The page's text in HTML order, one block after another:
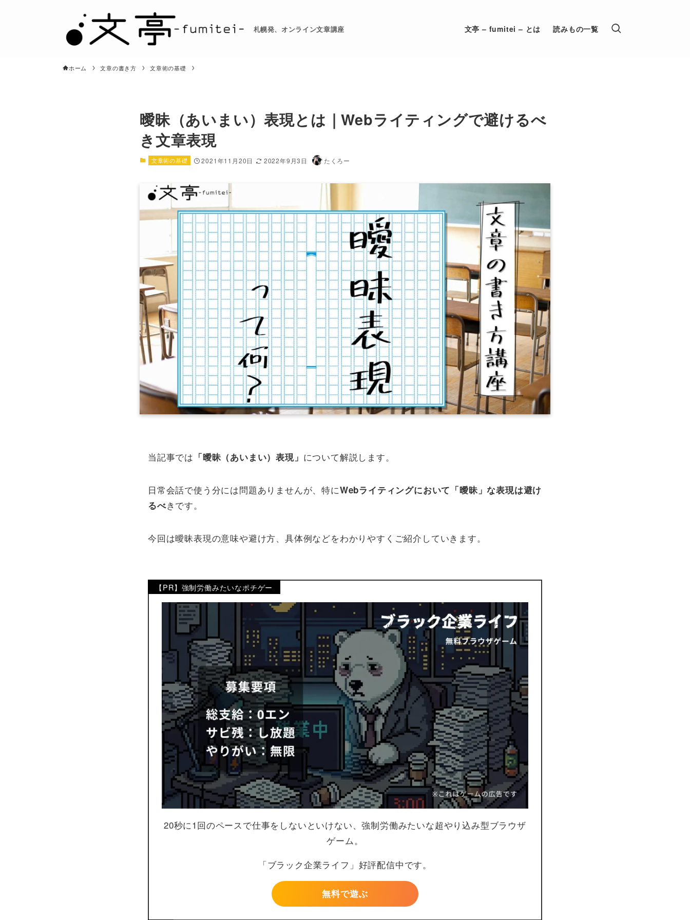
札幌発、オンライン文章講座 文亭 – fumitei – とは 読みもの一覧
ホーム 文章の書き方 文章術の基礎
曖昧（あいまい）表現とは｜Webライティングで避けるべ
き文章表現
文章術の基礎 2021年11月20日 2022年9月3日 たくろー
当記事では 「曖昧（あいまい）表現」 について解説します。
日常会話で使う分には問題ありませんが、特にWebライティングにおいて「曖昧」な表現は避け
るべきです。
今回は曖昧表現の意味や避け方、具体例などをわかりやすくご紹介していきます。
【PR】強制労働みたいなポチゲー
20秒に1回のペースで仕事をしないといけない、強制労働みたいな超やり込み型ブラウザ
ゲーム。
「ブラック企業ライフ」好評配信中です。
無料で遊ぶ